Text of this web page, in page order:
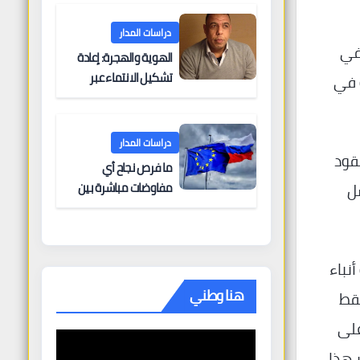
في
في
دراسات المدار
الهوية والهجرة: إعادة
تشكيل الانتماء عبر
دراسات المدار
ما فرص نجاح أي
مفاوضات مباشرة بين
هنا وطني